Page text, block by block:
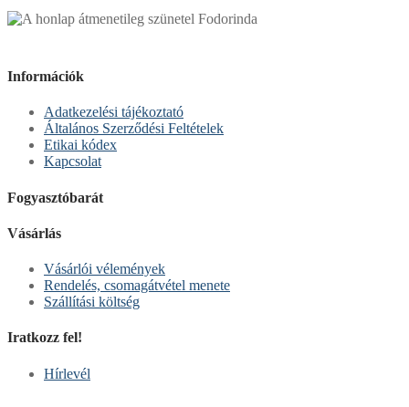
Információk
Adatkezelési tájékoztató
Általános Szerződési Feltételek
Etikai kódex
Kapcsolat
Fogyasztóbarát
Vásárlás
Vásárlói vélemények
Rendelés, csomagátvétel menete
Szállítási költség
Iratkozz fel!
Hírlevél